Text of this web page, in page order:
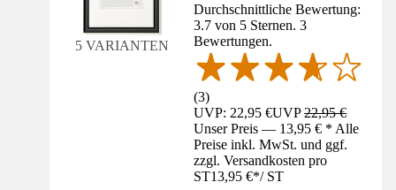
5 VARIANTEN
Durchschnittliche Bewertung:
3.7 von 5 Sternen. 3
Bewertungen.
(3)
UVP: 22,95 €UVP22,95 €
Unser Preis — 13,95 € * Alle
Preise inkl. MwSt. und ggf.
zzgl. Versandkosten pro
ST13,95 €*/ ST